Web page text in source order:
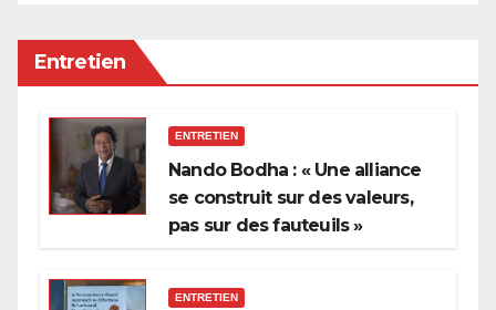
Entretien
ENTRETIEN
Nando Bodha : « Une alliance
se construit sur des valeurs,
pas sur des fauteuils »
ENTRETIEN